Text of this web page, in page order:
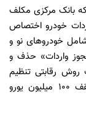
که بانک مرکزی مکلف
یورو برای واردات خودرو اختصاص
خودروهای نو و
واردات» حذف و
روش رقابتی تنظیم
نماید. ایرانیان خارج از کشور نیز مجموعا تا سقف ۱۰۰ میلیون یورو